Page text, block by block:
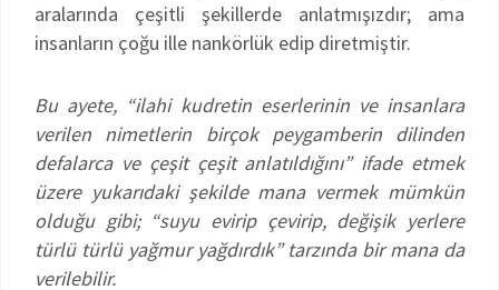
aralarında çeşitli şekillerde anlatmışızdır; ama
insanların çoğu ille nankörlük edip diretmiştir.
Bu ayete, “ilahi kudretin eserlerinin ve insanlara
verilen nimetlerin birçok peygamberin dilinden
defalarca ve çeşit çeşit anlatıldığını” ifade etmek
üzere yukarıdaki şekilde mana vermek mümkün
olduğu gibi; “suyu evirip çevirip, değişik yerlere
türlü türlü yağmur yağdırdık” tarzında bir mana da
verilebilir.